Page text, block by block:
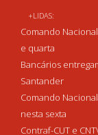
+LIDAS:
Comando
e quarta
Bancários
Santander
Comando
nesta sexta
Contraf-CUT e